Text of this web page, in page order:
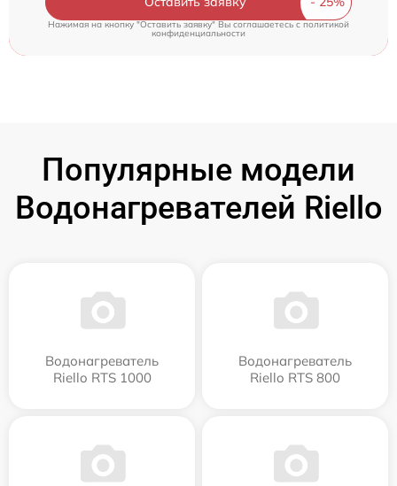
Нажимая на кнопку "Оставить заявку" Вы соглашаетесь c политикой
конфиденциальности
Популярные модели
Водонагревателей Riello
Водонагреватель
Riello RTS 1000
Водонагреватель
Riello RTS 800